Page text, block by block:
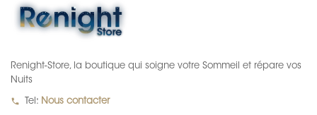
Renight-Store, la boutique qui soigne votre Sommeil et répare vos
Nuits
local_phone Tel: Nous contacter